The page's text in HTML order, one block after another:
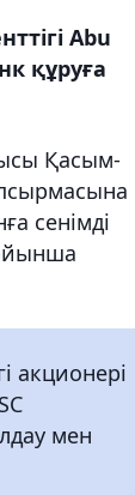
Abu
құруға
Қасым-
сенімді
акционері
мен